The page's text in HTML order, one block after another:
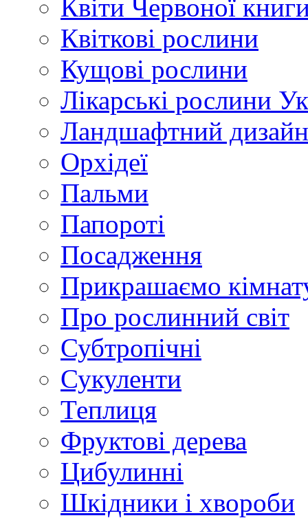
Квіти Червоної
Квіткові рослини
Кущові рослини
Лікарські рослини
Ландшафтний дизайн
Орхідеї
Пальми
Папороті
Посадження
Прикрашаємо
Про рослинний світ
Субтропічні
Сукуленти
Теплиця
Фруктові дерева
Цибулинні
Шкідники і хвороби